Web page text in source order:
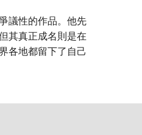
議性的作品。他先
其真正成名則是在
各地都留下了自己